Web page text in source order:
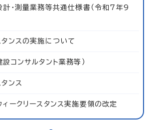
計・測量業務等共通仕様書（令和7年9
タンスの実施について
コンサルタント業務等）
ンス
ークリースタンス実施要領の改定